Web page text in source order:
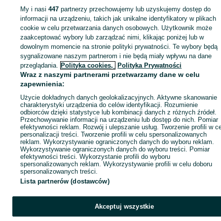
Zaloguj się lub załóż konto na OLX, aby skontaktować się z
sprzedającym
Zaloguj się / Załóż konto
My i nasi447 partnerzy przechowujemy lub uzyskujemy dostęp do
informacji na urządzeniu, takich jak unikalne identyfikatory w plikach
cookie w celu przetwarzania danych osobowych. Użytkownik może
zaakceptować wybory lub zarządzać nimi, klikając poniżej lub w
dowolnym momencie na stronie polityki prywatności. Te wybory będą
sygnalizowane naszym partnerom i nie będą miały wpływu na dane
przeglądania. Polityka cookies, Polityka Prywatności
Wraz z naszymi partnerami przetwarzamy dane w celu
zapewnienia:
Użycie dokładnych danych geolokalizacyjnych. Aktywne skanowanie
charakterystyki urządzenia do celów identyfikacji. Rozumienie
odbiorców dzięki statystyce lub kombinacji danych z różnych źródeł.
Przechowywanie informacji na urządzeniu lub dostęp do nich. Pomiar
efektywności reklam. Rozwój i ulepszanie usług. Tworzenie profili w
personalizacji treści. Tworzenie profili w celu spersonalizowanych
reklam. Wykorzystywanie ograniczonych danych do wyboru reklam.
Wykorzystywanie ograniczonych danych do wyboru treści. Pomiar
efektywności treści. Wykorzystanie profili do wyboru
spersonalizowanych reklam. Wykorzystywanie profili w celu doboru
spersonalizowanych treści.
Lista partnerów (dostawców)
Akceptuj wszystkie